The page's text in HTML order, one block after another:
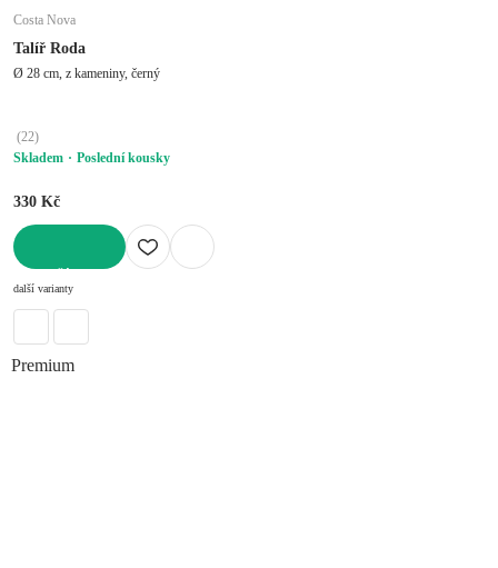
Costa Nova
Talíř Roda
Ø 28 cm, z kameniny, černý
(22)
Skladem
Poslední kousky
330 Kč
další varianty
Premium